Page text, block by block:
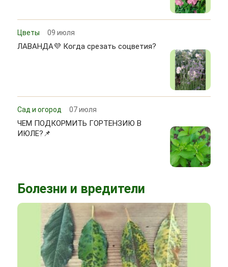
Цветы 09 июля
ЛАВАНДА💜 Когда срезать соцветия?
Сад и огород 07 июля
ЧЕМ ПОДКОРМИТЬ ГОРТЕНЗИЮ В
ИЮЛЕ?📌
Болезни и вредители